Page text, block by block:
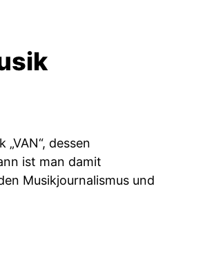
dessen
ist man damit
Musikjournalismus und